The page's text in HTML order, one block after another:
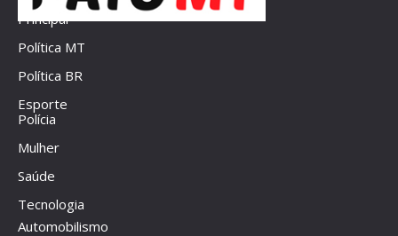
Principal
Política MT
Política BR
Esporte
Polícia
Mulher
Saúde
Tecnologia
Automobilismo